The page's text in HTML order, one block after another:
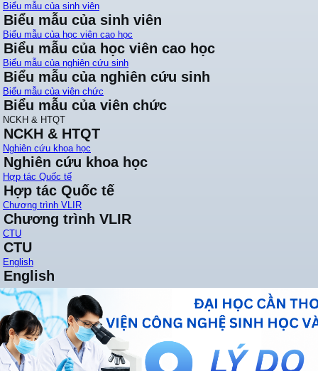
Biểu mẫu của sinh viên
Biểu mẫu của sinh viên
Biểu mẫu của học viên cao học
Biểu mẫu của học viên cao học
Biểu mẫu của nghiên cứu sinh
Biểu mẫu của nghiên cứu sinh
Biểu mẫu của viên chức
Biểu mẫu của viên chức
NCKH & HTQT
NCKH & HTQT
Nghiên cứu khoa học
Nghiên cứu khoa học
Hợp tác Quốc tế
Hợp tác Quốc tế
Chương trình VLIR
Chương trình VLIR
CTU
CTU
English
English